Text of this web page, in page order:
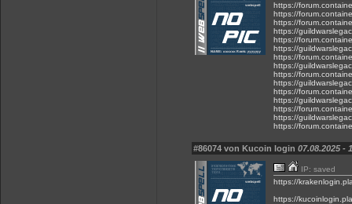
https://
https://
https://
https://
https://
https://
https://
https://
https://
https://
https://
https://
https://
https://
https://
#86074 von Kucoin login 07.08.2025 -
IP: saved
https://
https://